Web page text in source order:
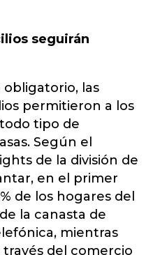
seguirán
las
permitieron a los
tipo de
Según el
de la división de
en el primer
de los hogares del
la canasta de
mientras
través del comercio